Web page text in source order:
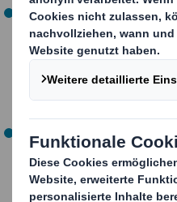
Beschleunigte
Materialien,
recycelbarer,
Kunststofffenster in
Verpackungen ersetzen
Ausweitung der
kürzlich erfolgte
Viren verhindert.